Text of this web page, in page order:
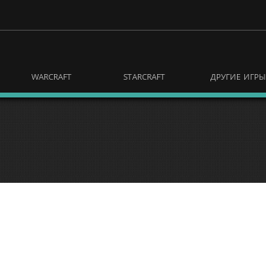
WARCRAFT STARCRAFT ДРУГИЕ ИГРЫ